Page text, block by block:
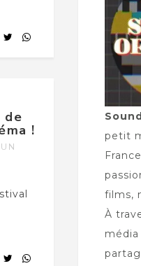
de
!
petit
films,
À